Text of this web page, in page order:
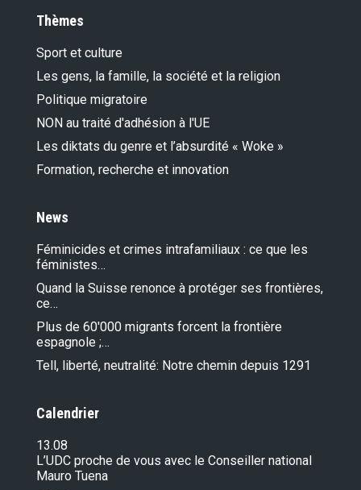
Thèmes
Sport et culture
Les gens, la famille, la société et la religion
Politique migratoire
NON au traité d'adhésion à l'UE
Les diktats du genre et l’absurdité « Woke »
Formation, recherche et innovation
News
Féminicides et crimes intrafamiliaux : ce que les
féministes…
Quand la Suisse renonce à protéger ses frontières,
ce…
Plus de 60'000 migrants forcent la frontière
espagnole ;…
Tell, liberté, neutralité: Notre chemin depuis 1291
Calendrier
13.08
L’UDC proche de vous avec le Conseiller national
Mauro Tuena